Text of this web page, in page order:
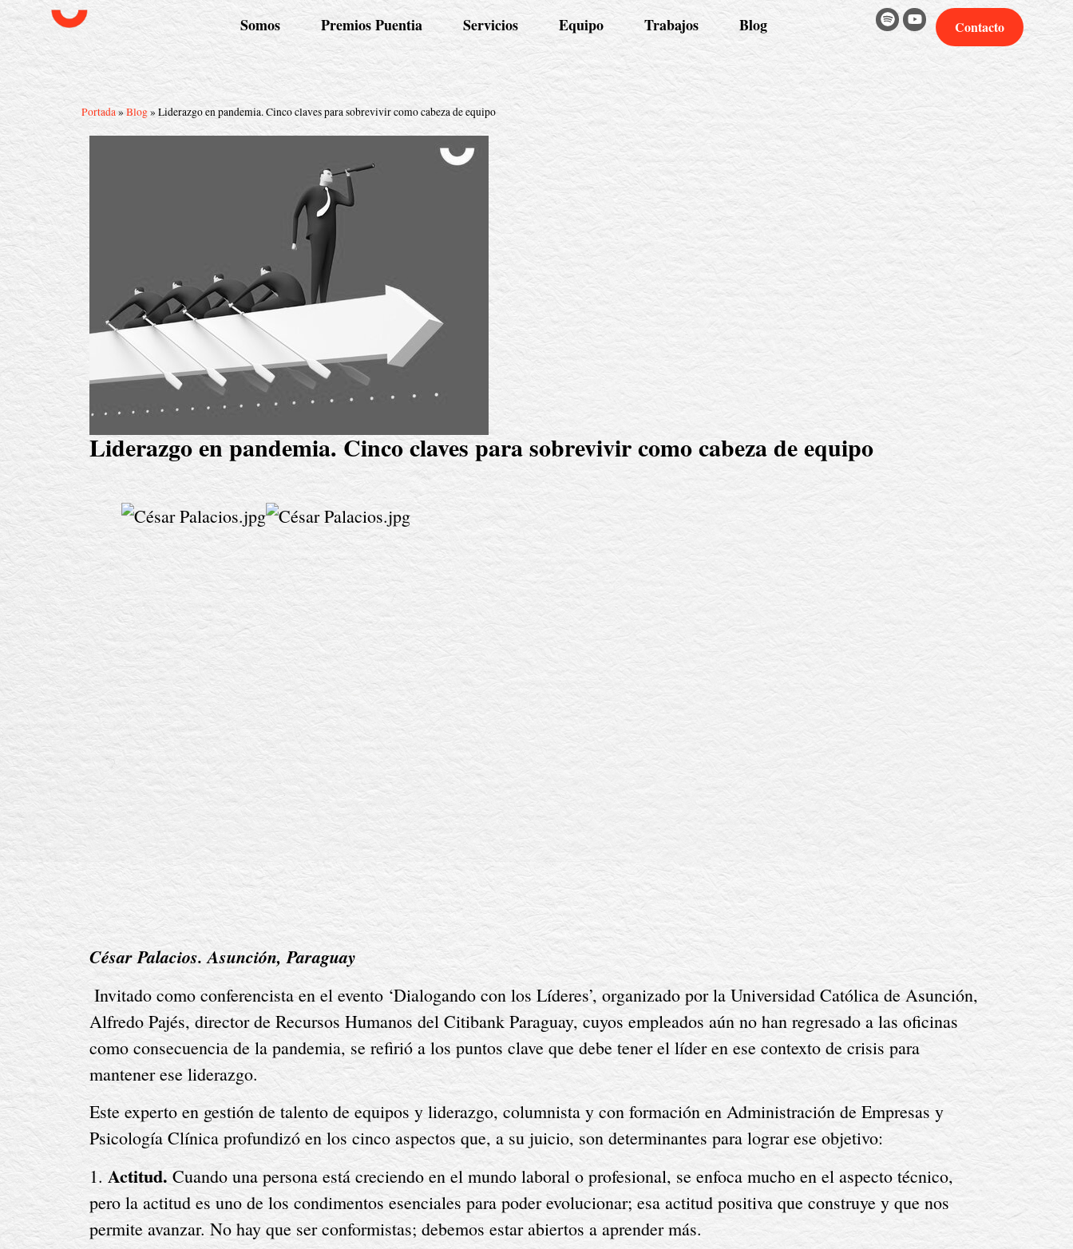
Somos Premios Puentia Servicios Equipo Trabajos Blog Contacto
Portada»Blog» Liderazgo en pandemia. Cinco claves para sobrevivir como cabeza de equipo
Liderazgo en pandemia. Cinco claves para sobrevivir como cabeza de equipo
César Palacios. Asunción, Paraguay
Invitado como conferencista en el evento ‘Dialogando con los Líderes’, organizado por la Universidad Católica de Asunción,
Alfredo Pajés, director de Recursos Humanos del Citibank Paraguay, cuyos empleados aún no han regresado a las oficinas
como consecuencia de la pandemia, se refirió a los puntos clave que debe tener el líder en ese contexto de crisis para
mantener ese liderazgo.
Este experto en gestión de talento de equipos y liderazgo, columnista y con formación en Administración de Empresas y
Psicología Clínica profundizó en los cinco aspectos que, a su juicio, son determinantes para lograr ese objetivo:
1. Actitud. Cuando una persona está creciendo en el mundo laboral o profesional, se enfoca mucho en el aspecto técnico,
pero la actitud es uno de los condimentos esenciales para poder evolucionar; esa actitud positiva que construye y que nos
permite avanzar. No hay que ser conformistas; debemos estar abiertos a aprender más.